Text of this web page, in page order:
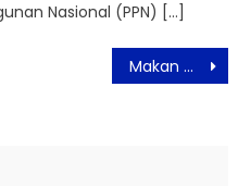
Nasional (PPN) […]
Makan Malam Romantis Ruang Terbuka Hijau di Swiss-Belresidences Kalibata Jakarta